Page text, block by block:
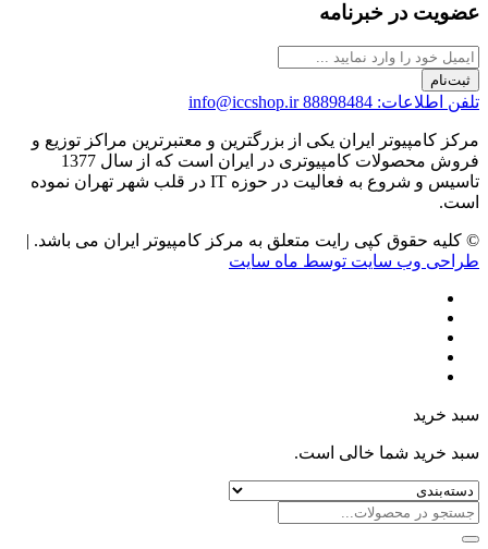
عضویت در خبرنامه
ثبت‌نام
تلفن اطلاعات: 88898484 info@iccshop.ir
مرکز کامپیوتر ایران یکی از بزرگترین و معتبرترین مراکز توزیع و
فروش محصولات کامپیوتری در ایران است که از سال 1377
تاسیس و شروع به فعالیت در حوزه IT در قلب شهر تهران نموده
است.
© کلیه حقوق کپی رایت متعلق به مرکز کامپیوتر ایران می باشد. |
طراحی وب سایت توسط ماه سایت
سبد خرید
سبد خرید شما خالی است.